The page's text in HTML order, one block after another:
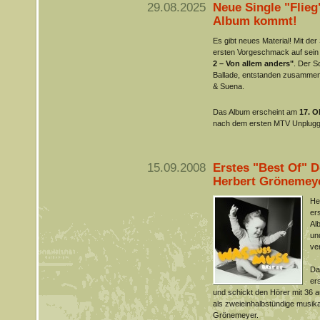
29.08.2025
Neue Single
Album kommt!
Es gibt neues Material! Mit der
ersten Vorgeschmack auf
2 – Von allem anders". Der
Ballade, entstanden
& Suena.
Das Album erscheint am 17.
nach dem ersten MTV
15.09.2008
Erstes "Best Of"
Herbert
und schickt den Hörer mit 36
als zweieinhalbstündige
Grönemeyer.